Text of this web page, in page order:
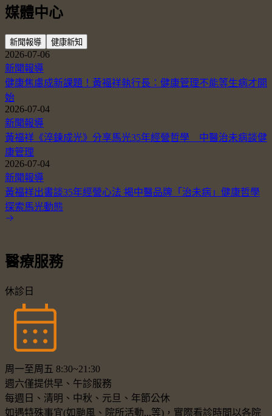
媒體中心
新聞報導 健康新知
2026-07-06
新聞報導
健康焦慮成新課題！黃福祥執行長：健康管理不能等生病才開
始
2026-07-04
新聞報導
黃福祥《淬鍊成光》分享馬光35年經營哲學 中醫治未病談健
康管理
2026-07-04
新聞報導
黃福祥出書談35年經營心法 揭中醫品牌「治未病」健康哲學
探索馬光動態
醫療服務
休診日
周一至周五 8:30~21:30
週六僅提供早、午診服務
每週日、清明、中秋、元旦、年節公休
如遇特殊事宜(如颱風、院所活動...等)，實際看診時間以各院